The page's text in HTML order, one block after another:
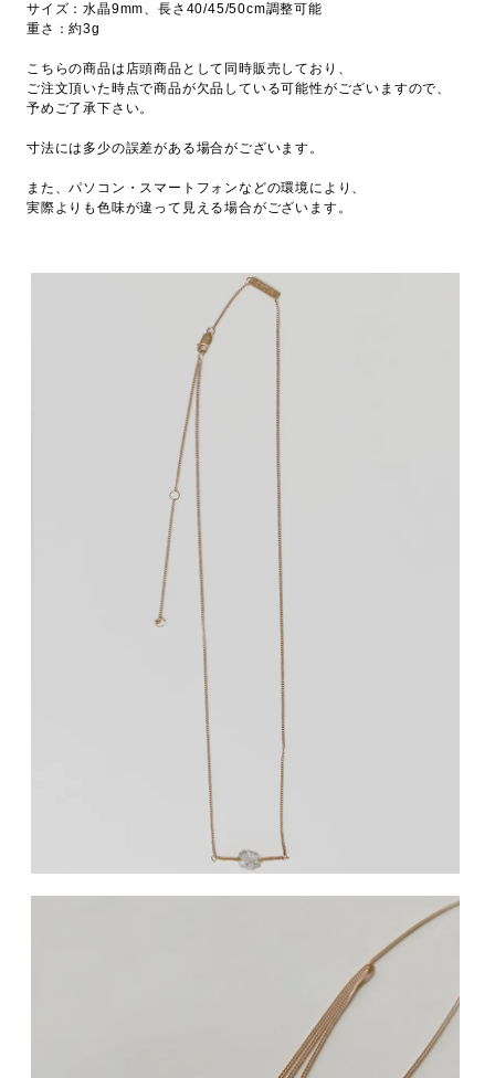
サイズ：水晶9mm、長さ40/45/50cm調整可能
重さ：約3g
こちらの商品は店頭商品として同時販売しており、
ご注文頂いた時点で商品が欠品している可能性がございますので、
予めご了承下さい。
寸法には多少の誤差がある場合がございます。
また、パソコン・スマートフォンなどの環境により、
実際よりも色味が違って見える場合がございます。